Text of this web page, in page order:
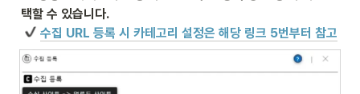
수집 URL 등록 시 카테고리 설정은 해당 링크 5번부터 참고